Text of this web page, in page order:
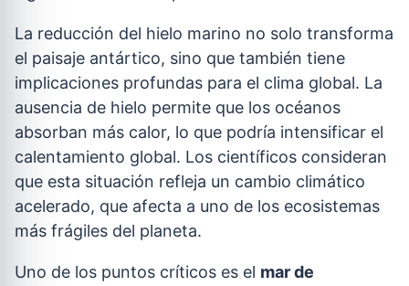
La reducción del hielo marino no solo transforma
el paisaje antártico, sino que también tiene
implicaciones profundas para el clima global. La
ausencia de hielo permite que los océanos
absorban más calor, lo que podría intensificar el
calentamiento global. Los científicos consideran
que esta situación refleja un cambio climático
acelerado, que afecta a uno de los ecosistemas
más frágiles del planeta.
Uno de los puntos críticos es el mar de